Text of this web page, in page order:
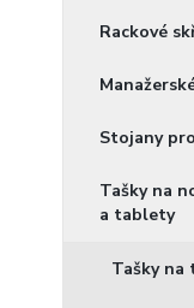
Rackové
Stojany
Tašky na
a tablety
Tašky